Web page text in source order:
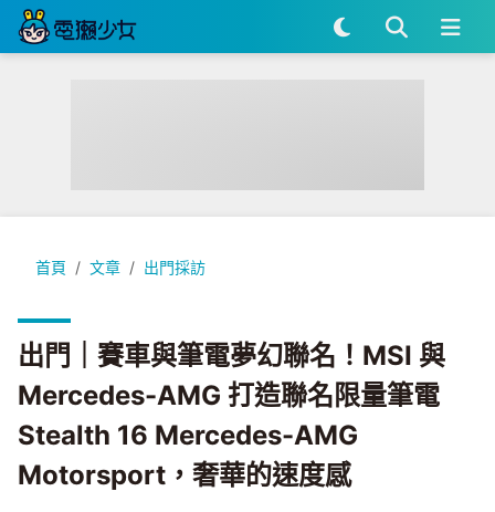
首頁 文章 出門採訪
出門｜賽車與筆電夢幻聯名！MSI 與 Mercedes-AMG 打造
出門｜賽車與筆電夢幻聯名！MSI 與
Mercedes-AMG 打造聯名限量筆電
Stealth 16 Mercedes-AMG
Motorsport，奢華的速度感